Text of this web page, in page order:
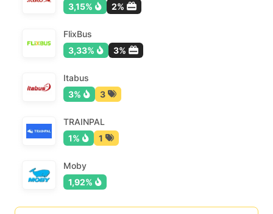
3,15%
2%
FlixBus
3,33%
3%
Itabus
3%
3
TRAINPAL
1%
1
Moby
1,92%